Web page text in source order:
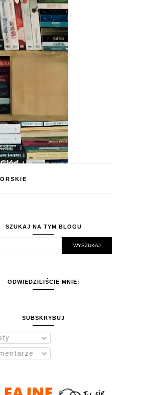
SZUKAJ NA TYM BLOGU
ODWIEDZILIŚCIE MNIE:
SUBSKRYBUJ